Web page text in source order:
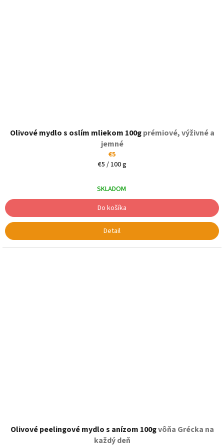
Olivové mydlo s oslím mliekom 100gprémiové, výživné a
jemné
€5
Jednotková
€5 / 100 g
SKLADOM
Do košíka
Detail
Olivové peelingové mydlo s anízom 100gvôňa Grécka na
každý deň